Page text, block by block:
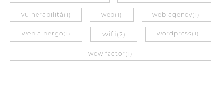
vulnerabilità (1) web(1) web agency(1)
web albergo(1) wifi (2) wordpress(1)
wow factor (1)